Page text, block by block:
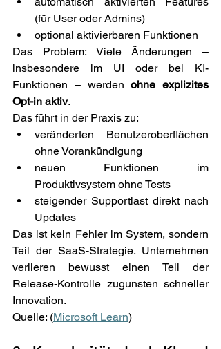
(für User oder Admins)
optional aktivierbaren Funktionen
Das Problem: Viele Änderungen –
insbesondere im UI oder bei KI-
Funktionen – werden ohne explizites
Opt-in aktiv.
Das führt in der Praxis zu:
veränderten Benutzeroberflächen
ohne Vorankündigung
neuen Funktionen im
Produktivsystem ohne Tests
steigender Supportlast direkt nach
Updates
Das ist kein Fehler im System, sondern
Teil der SaaS-Strategie. Unternehmen
verlieren bewusst einen Teil der
Release-Kontrolle zugunsten schneller
Innovation.
Quelle: (Microsoft Learn)